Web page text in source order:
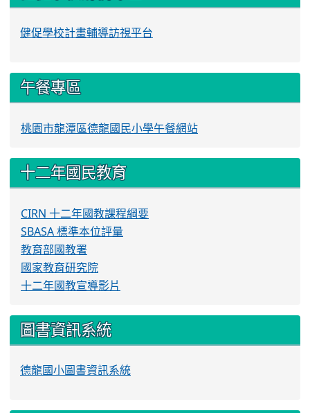
健促學校計畫輔導訪視平台
午餐專區
桃園市龍潭區德龍國民小學午餐網站
十二年國民教育
CIRN 十二年國教課程綱要
SBASA 標準本位評量
教育部國教署
國家教育研究院
十二年國教宣導影片
圖書資訊系統
德龍國小圖書資訊系統